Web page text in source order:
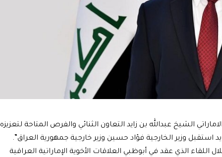
الشيخ عبدالله بن زايد التعاون الثنائي والفرص المتاحة
استقبل وزير الخارجية فؤاد حسين وزير خارجية جمهورية العراق”.
الذي عقد في أبوظبي العلاقات الأخوية الإماراتية العراقية